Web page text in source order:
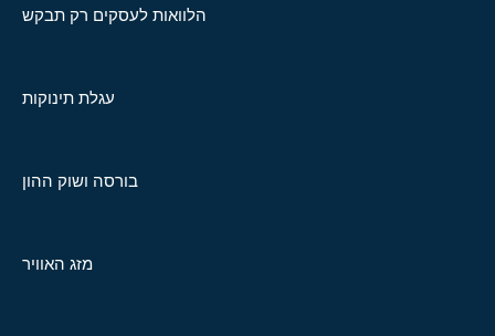
הלוואות לעסקים רק תבקש
עגלת תינוקות
בורסה ושוק ההון
מזג האוויר